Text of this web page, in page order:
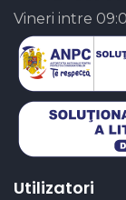
Vineri intre
Utilizatori